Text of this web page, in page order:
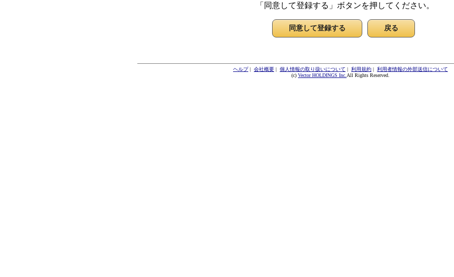
「同意して登録する」ボタンを押してください。
ヘルプ| 会社概要 | 個人情報の取り扱いについて | 利用規約 | 利用者情報の外部送信について
(c) Vector HOLDINGS Inc. All Rights Reserved.